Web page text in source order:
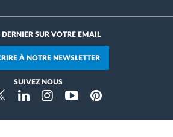
DERNIER SUR VOTRE EMAIL
À NOTRE NEWSLETTER
SUIVEZ NOUS
LinkedinInstragramYoutubePinterest